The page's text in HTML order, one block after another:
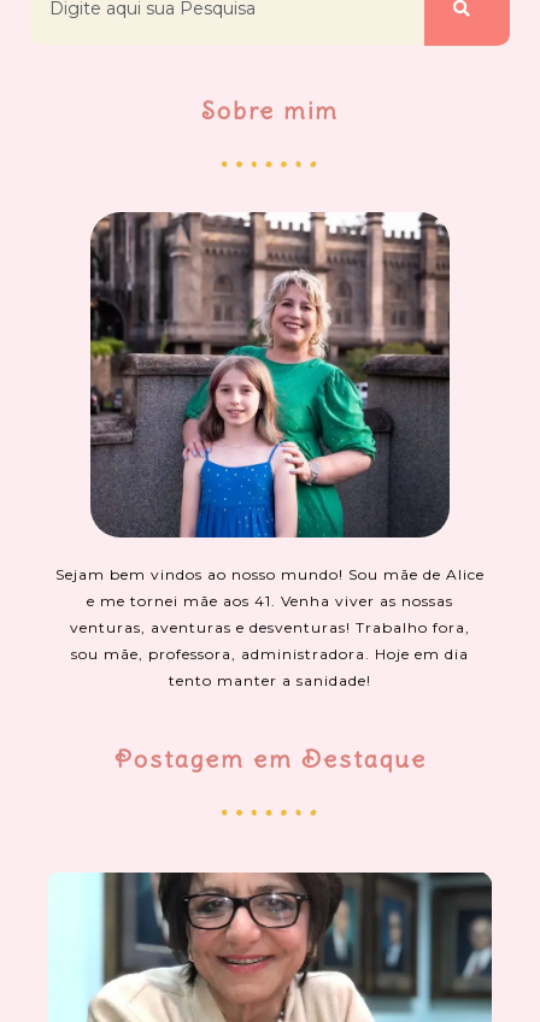
Sobre mim
Sejam bem vindos ao nosso mundo! Sou mãe de Alice
e me tornei mãe aos 41. Venha viver as nossas
venturas, aventuras e desventuras! Trabalho fora,
sou mãe, professora, administradora. Hoje em dia
tento manter a sanidade!
Postagem em Destaque